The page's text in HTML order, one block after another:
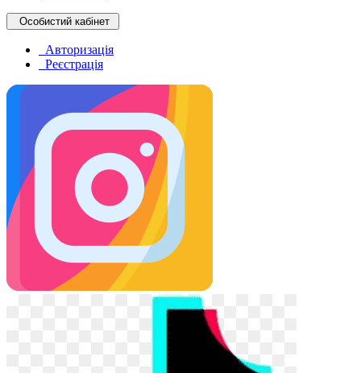
Особистий кабінет
Авторизація
Реєстрація